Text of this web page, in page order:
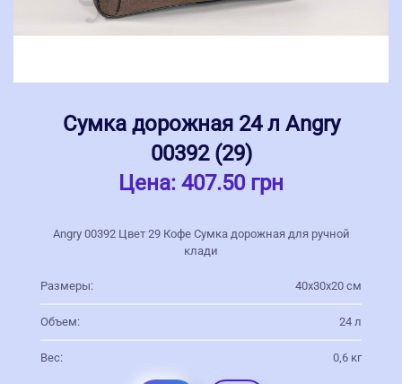
Сумка дорожная 24 л Angry
00392 (29)
Цена: 407.50 грн
Angry 00392 Цвет 29 Кофе Сумка дорожная для ручной
клади
Размеры: 40х30х20 см
Объем: 24 л
Вес: 0,6 кг